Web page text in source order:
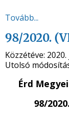
Tovább...
98/2020.
Közzétéve: 2020.
Utolsó
Érd
98/